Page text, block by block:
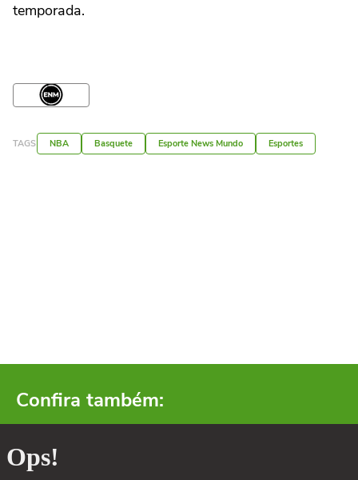
temporada.
TAGS NBA Basquete Esporte News Mundo Esportes
Confira também: